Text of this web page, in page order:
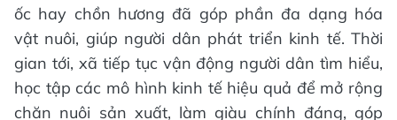
ốc hay chồn hương đã góp phần đa dạng hóa
vật nuôi, giúp người dân phát triển kinh tế. Thời
gian tới, xã tiếp tục vận động người dân tìm hiểu,
học tập các mô hình kinh tế hiệu quả để mở rộng
chăn nuôi sản xuất, làm giàu chính đáng, góp